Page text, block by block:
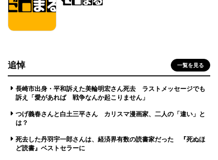
追悼 一覧を見る
長崎市出身・平和訴えた美輪明宏さん死去 ラストメッセージでも
訴え「愛があれば 戦争なんか起こりません」
つげ義春さんと白土三平さん カリスマ漫画家、二人の「違い」と
は？
死去した丹羽宇一郎さんは、経済界有数の読書家だった 『死ぬほ
ど読書』ベストセラーに